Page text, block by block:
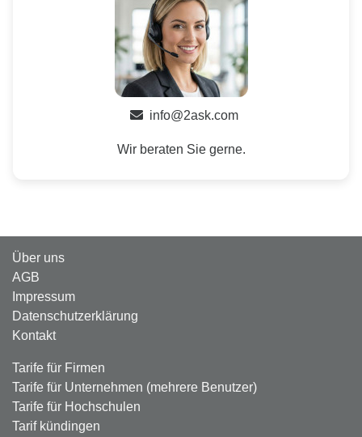
info@2ask.com
Wir beraten Sie gerne.
Über uns
AGB
Impressum
Datenschutzerklärung
Kontakt
Tarife für Firmen
Tarife für Unternehmen (mehrere Benutzer)
Tarife für Hochschulen
Tarif kündingen